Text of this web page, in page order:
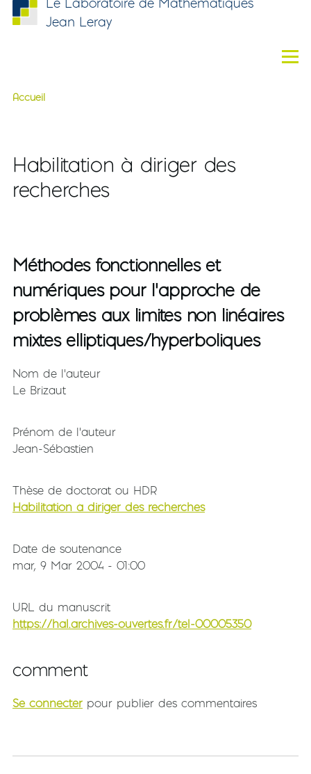
Aller au contenu principal
Jean Leray
Fil d'Ariane
Accueil
Habilitation à diriger des
recherches
Méthodes fonctionnelles et
numériques pour l'approche de
problèmes aux limites non linéaires
mixtes elliptiques/hyperboliques
Nom de l'auteur
Le Brizaut
Prénom de l'auteur
Jean-Sébastien
Thèse de doctorat ou HDR
Habilitation à diriger des recherches
Date de soutenance
mar, 9 Mar 2004 - 01:00
URL du manuscrit
https://hal.archives-ouvertes.fr/tel-00005350
comment
Se connecter pour publier des commentaires